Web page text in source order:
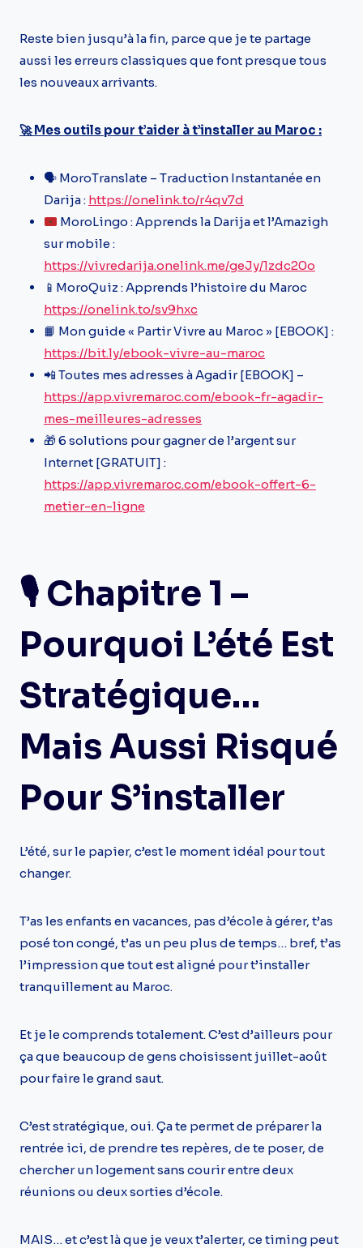
Reste bien jusqu’à la fin, parce que je te partage
aussi les erreurs classiques que font presque tous
les nouveaux arrivants.
🚀 Mes outils pour t’aider à t’installer au Maroc :
🗣️ MoroTranslate – Traduction Instantanée en
Darija : https://onelink.to/r4qv7d
MoroLingo : Apprends la Darija et l’Amazigh
sur mobile :
https://vivredarija.onelink.me/geJy/1zdc20o
📱MoroQuiz : Apprends l’histoire du Maroc
https://onelink.to/sv9hxc
📙 Mon guide « Partir Vivre au Maroc » [EBOOK] :
https://bit.ly/ebook-vivre-au-maroc
📲 Toutes mes adresses à Agadir [EBOOK] –
https://app.vivremaroc.com/ebook-fr-agadir-
mes-meilleures-adresses
🎁 6 solutions pour gagner de l’argent sur
Internet [GRATUIT] :
https://app.vivremaroc.com/ebook-offert-6-
metier-en-ligne
🎙️ Chapitre 1 –
Pourquoi L’été Est
Stratégique…
Mais Aussi Risqué
Pour S’installer
L’été, sur le papier, c’est le moment idéal pour tout
changer.
T’as les enfants en vacances, pas d’école à gérer, t’as
posé ton congé, t’as un peu plus de temps… bref, t’as
l’impression que tout est aligné pour t’installer
tranquillement au Maroc.
Et je le comprends totalement. C’est d’ailleurs pour
ça que beaucoup de gens choisissent juillet-août
pour faire le grand saut.
C’est stratégique, oui. Ça te permet de préparer la
rentrée ici, de prendre tes repères, de te poser, de
chercher un logement sans courir entre deux
réunions ou deux sorties d’école.
MAIS… et c’est là que je veux t’alerter, ce timing peut